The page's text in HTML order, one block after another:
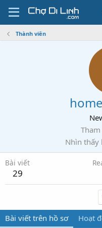
Thành viên
Nhìn thấy
Bài viết
29
Bài viết trên hồ sơ Hoạt